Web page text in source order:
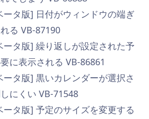
タ版] 日付がウィンドウの端ぎ
る VB-87190
タ版] 繰り返しが設定された予
に表示される VB-86861
タ版] 黒いカレンダーが選択さ
にくい VB-71548
タ版] 予定のサイズを変更する